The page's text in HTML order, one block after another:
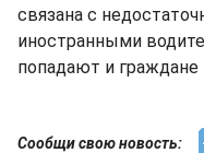
связана с
иностранными
попадают и
Сообщи свою новость: